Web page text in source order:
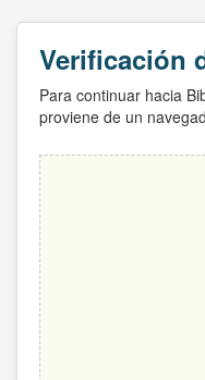
Verificación
Para continuar hacia
proviene de un